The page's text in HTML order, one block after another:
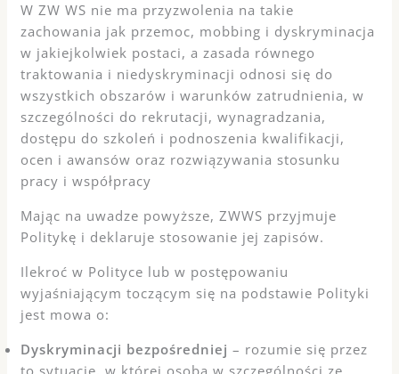
W ZW WS nie ma przyzwolenia na takie
zachowania jak przemoc, mobbing i dyskryminacja
w jakiejkolwiek postaci, a zasada równego
traktowania i niedyskryminacji odnosi się do
wszystkich obszarów i warunków zatrudnienia, w
szczególności do rekrutacji, wynagradzania,
dostępu do szkoleń i podnoszenia kwalifikacji,
ocen i awansów oraz rozwiązywania stosunku
pracy i współpracy
Mając na uwadze powyższe, ZWWS przyjmuje
Politykę i deklaruje stosowanie jej zapisów.
Ilekroć w Polityce lub w postępowaniu
wyjaśniającym toczącym się na podstawie Polityki
jest mowa o:
Dyskryminacji bezpośredniej – rozumie się przez